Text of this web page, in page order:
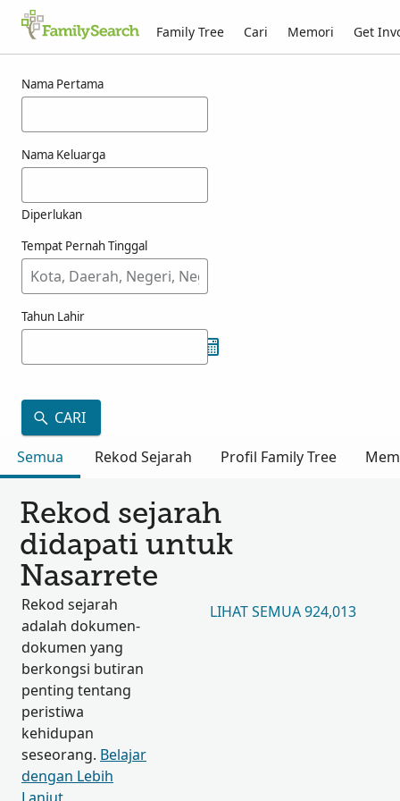
Family Tree Cari Memori Get
Nama Pertama
Nama Keluarga
Diperlukan
Tempat Pernah Tinggal
Tahun Lahir
CARI
Semua
Rekod Sejarah Profil Family Tree
Rekod sejarah
didapati untuk
Nasarrete
Rekod sejarah
adalah dokumen-
dokumen yang
berkongsi butiran
penting tentang
peristiwa
kehidupan
seseorang. Belajar
dengan Lebih
LIHAT SEMUA 924,013